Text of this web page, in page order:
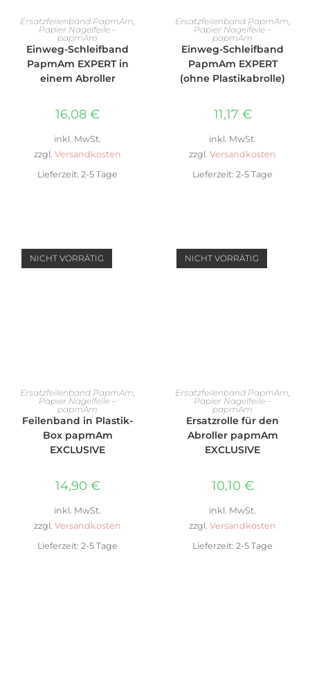
AUSFÜHRUNG WÄHLEN
Ersatzfeilenband PapmAm,
Papier Nagelfeile –
papmAm
Einweg-Schleifband
PapmAm EXPERT in
einem Abroller
16,08 €
inkl. MwSt.
zzgl. Versandkosten
Lieferzeit: 2-5 Tage
AUSFÜHRUNG WÄHLEN
Ersatzfeilenband PapmAm,
Papier Nagelfeile –
papmAm
Einweg-Schleifband
PapmAm EXPERT
(ohne Plastikabrolle)
11,17 €
inkl. MwSt.
zzgl. Versandkosten
Lieferzeit: 2-5 Tage
NICHT VORRÄTIG
AUSFÜHRUNG WÄHLEN
Ersatzfeilenband PapmAm,
Papier Nagelfeile –
papmAm
Feilenband in Plastik-
Box papmAm
EXCLUSIVE
14,90 €
inkl. MwSt.
zzgl. Versandkosten
Lieferzeit: 2-5 Tage
NICHT VORRÄTIG
AUSFÜHRUNG WÄHLEN
Ersatzfeilenband PapmAm,
Papier Nagelfeile –
papmAm
Ersatzrolle für den
Abroller papmAm
EXCLUSIVE
10,10 €
inkl. MwSt.
zzgl. Versandkosten
Lieferzeit: 2-5 Tage